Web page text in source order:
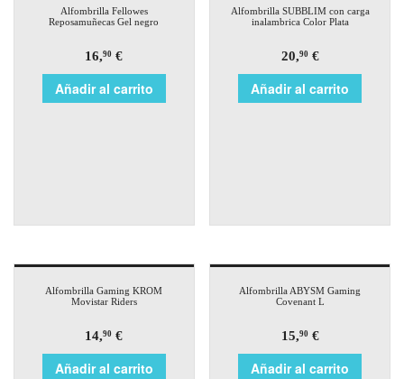
Alfombrilla Fellowes
Reposamuñecas Gel negro
16,90 €
Añadir al carrito
Alfombrilla SUBBLIM con carga
inalambrica Color Plata
20,90€
Añadir al carrito
Alfombrilla Gaming KROM
Movistar Riders
14,90 €
Añadir al carrito
Alfombrilla ABYSM Gaming
Covenant L
15,90€
Añadir al carrito